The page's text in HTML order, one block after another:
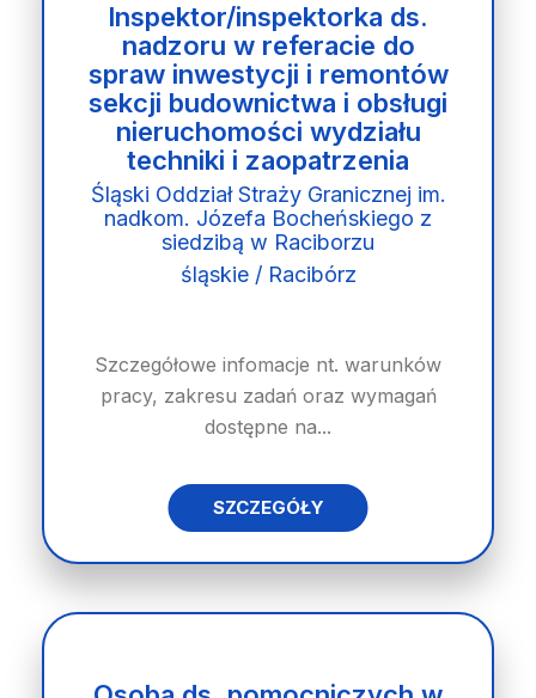
Inspektor/inspektorka ds.
nadzoru w referacie do
spraw inwestycji i remontów
sekcji budownictwa i obsługi
nieruchomości wydziału
techniki i zaopatrzenia
Śląski Oddział Straży Granicznej im.
nadkom. Józefa Bocheńskiego z
siedzibą w Raciborzu
śląskie / Racibórz
Szczegółowe infomacje nt. warunków
pracy, zakresu zadań oraz wymagań
dostępne na...
SZCZEGÓŁY